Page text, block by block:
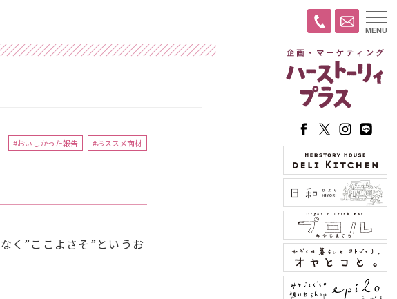
#おいしかった報告 #おススメ商材
く”ここよさそ”というお
t
o
g
e
n
t
o
n
MENU